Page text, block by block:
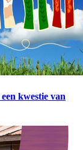
kwestie van